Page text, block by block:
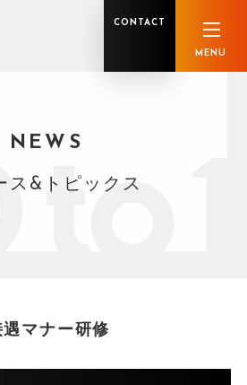
税理士業務
不動産鑑定士業務 行政書士業務
軌跡 グループ概要
CONTACT
MENU
NEWS
ス&トピックス
マナー研修